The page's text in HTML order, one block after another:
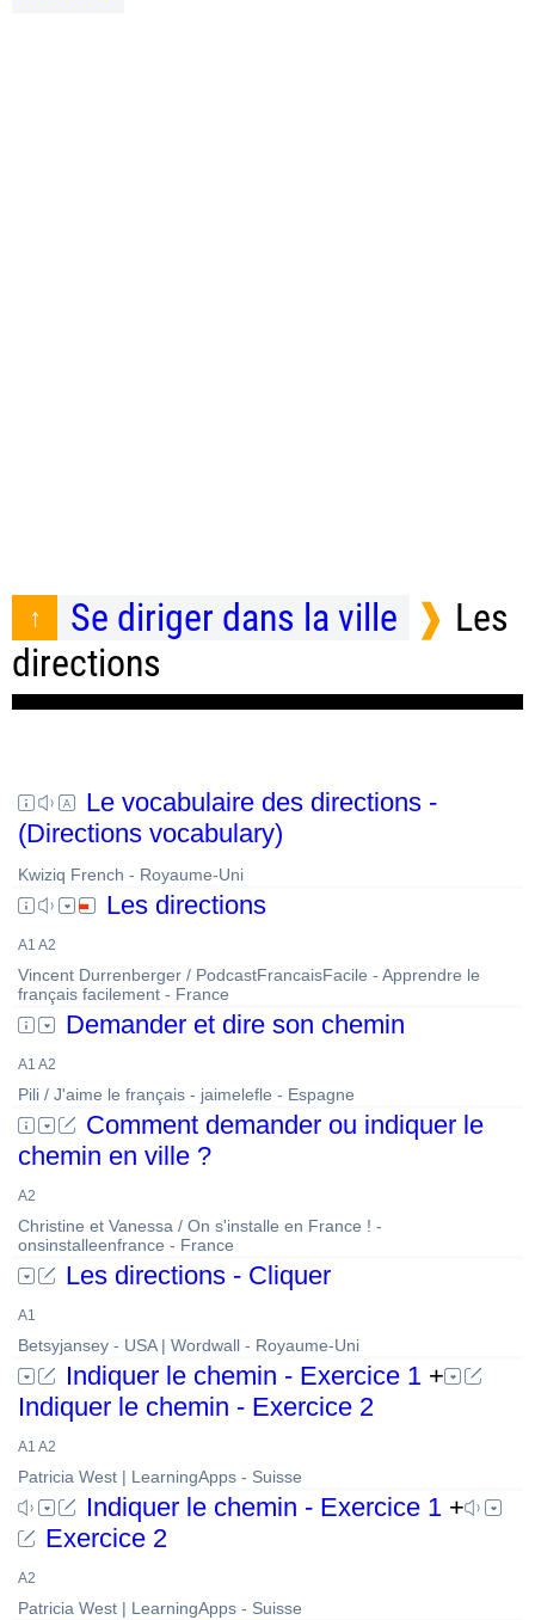
Se diriger dans la ville
Les
directions
Le vocabulaire des directions -
(Directions vocabulary)
Kwiziq French - Royaume-Uni
Les directions
A1 A2
Vincent Durrenberger / PodcastFrancaisFacile - Apprendre le
français facilement - France
Demander et dire son chemin
A1 A2
Pili / J'aime le français - jaimelefle - Espagne
Comment demander ou indiquer le
chemin en ville ?
A2
Christine et Vanessa / On s'installe en France ! -
onsinstalleenfrance - France
Les directions - Cliquer
A1
Betsyjansey - USA | Wordwall - Royaume-Uni
Indiquer le chemin - Exercice 1 +
Indiquer le chemin - Exercice 2
A1 A2
Patricia West | LearningApps - Suisse
Indiquer le chemin - Exercice 1 +
Exercice 2
A2
Patricia West | LearningApps - Suisse